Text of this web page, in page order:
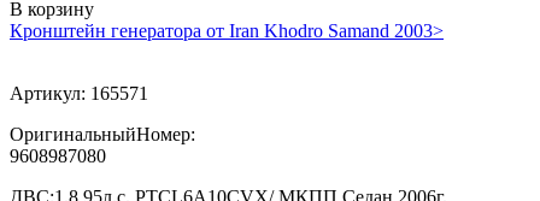
В корзину
Кронштейн генератора от Iran Khodro Samand 2003>
Артикул: 165571
ОригинальныйНомер:
9608987080
ДВС:1.8 95л.с. PTCL6A10CVX/ МКПП Седан 2006г.